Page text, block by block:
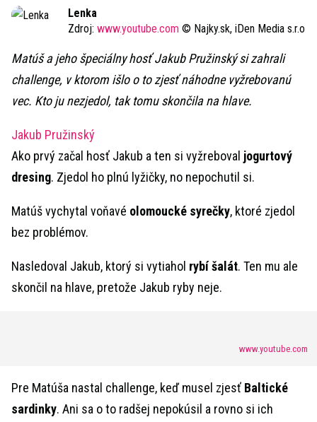
Lenka
Zdroj: www.youtube.com © Najky.sk, iDen Media s.r.o
Matúš a jeho špeciálny hosť Jakub Pružinský si zahrali
challenge, v ktorom išlo o to zjesť náhodne vyžrebovanú
vec. Kto ju nezjedol, tak tomu skončila na hlave.
Jakub Pružinský
Ako prvý začal hosť Jakub a ten si vyžreboval jogurtový
dresing. Zjedol ho plnú lyžičky, no nepochutil si.
Matúš vychytal voňavé olomoucké syrečky, ktoré zjedol
bez problémov.
Nasledoval Jakub, ktorý si vytiahol rybí šalát. Ten mu ale
skončil na hlave, pretože Jakub ryby neje.
www.youtube.com
Pre Matúša nastal challenge, keď musel zjesť Baltické
sardinky. Ani sa o to radšej nepokúsil a rovno si ich